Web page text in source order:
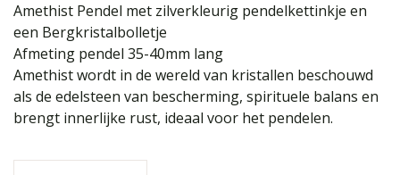
Amethist Pendel met zilverkleurig pendelkettinkje en
een Bergkristalbolletje
Afmeting pendel 35-40mm lang
Amethist wordt in de wereld van kristallen beschouwd
als de edelsteen van bescherming, spirituele balans en
brengt innerlijke rust, ideaal voor het pendelen.